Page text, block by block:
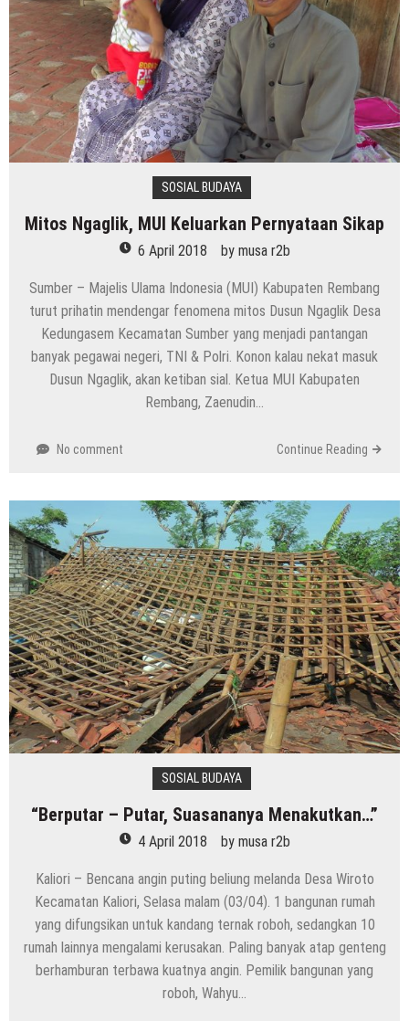
SOSIAL BUDAYA
Mitos Ngaglik, MUI Keluarkan Pernyataan Sikap
6 April 2018 by musa r2b
Sumber – Majelis Ulama Indonesia (MUI) Kabupaten Rembang
turut prihatin mendengar fenomena mitos Dusun Ngaglik Desa
Kedungasem Kecamatan Sumber yang menjadi pantangan
banyak pegawai negeri, TNI & Polri. Konon kalau nekat masuk
Dusun Ngaglik, akan ketiban sial. Ketua MUI Kabupaten
Rembang, Zaenudin…
No comment Continue Reading
SOSIAL BUDAYA
“Berputar – Putar, Suasananya Menakutkan…”
4 April 2018 by musa r2b
Kaliori – Bencana angin puting beliung melanda Desa Wiroto
Kecamatan Kaliori, Selasa malam (03/04). 1 bangunan rumah
yang difungsikan untuk kandang ternak roboh, sedangkan 10
rumah lainnya mengalami kerusakan. Paling banyak atap genteng
berhamburan terbawa kuatnya angin. Pemilik bangunan yang
roboh, Wahyu…